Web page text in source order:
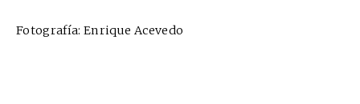
Fotografía: Enrique Acevedo